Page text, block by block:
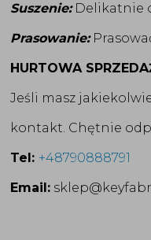
Suszenie:Delikatnie
Prasowanie:
HURTOWA
Jeśli masz
kontakt. Chętnie
Tel: +48790888791
Email: